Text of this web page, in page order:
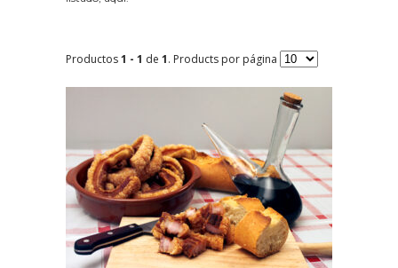
Productos1 - 1 de 1. Products por página